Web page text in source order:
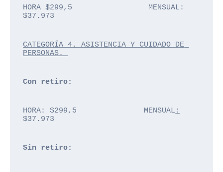
HORA $299,5                 MENSUAL:
$37.973
CATEGORÍA 4. ASISTENCIA Y CUIDADO DE
PERSONAS.
Con retiro:
HORA: $299,5               MENSUAL :
$37.973
Sin retiro: